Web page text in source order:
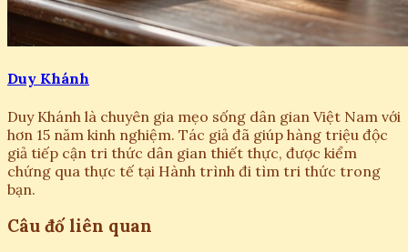
Duy Khánh
Duy Khánh là chuyên gia mẹo sống dân gian Việt Nam với
hơn 15 năm kinh nghiệm. Tác giả đã giúp hàng triệu độc
giả tiếp cận tri thức dân gian thiết thực, được kiểm
chứng qua thực tế tại Hành trình đi tìm tri thức trong
bạn.
Câu đố liên quan